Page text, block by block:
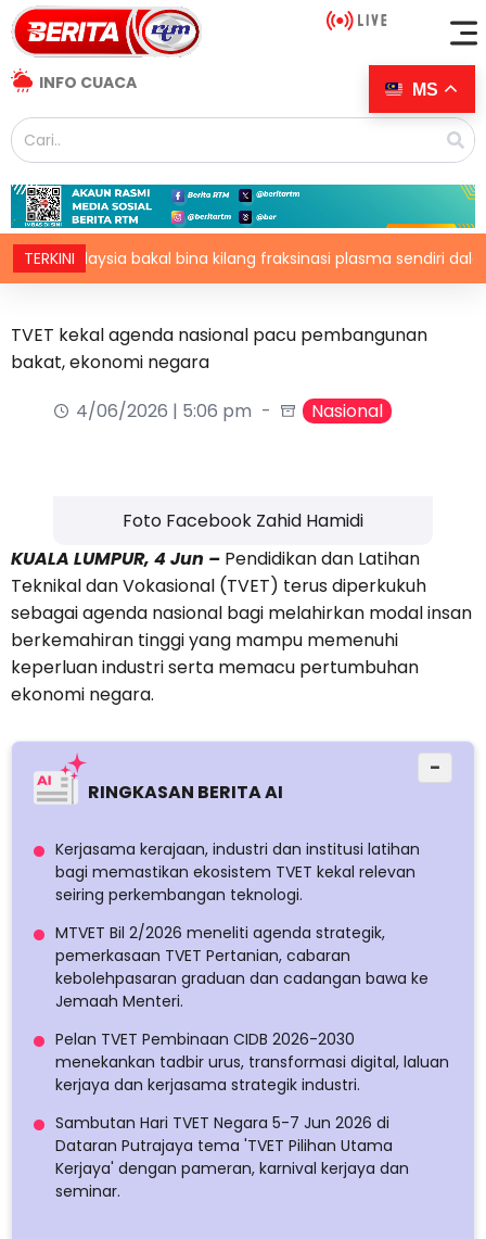
INFO CUACA
TERKINI
Malaysia bakal bina kilang fraksinasi plasma sendiri dalam
TVET kekal agenda nasional pacu pembangunan
bakat, ekonomi negara
4/06/2026 | 5:06 pm
Nasional
Foto Facebook Zahid Hamidi
KUALA LUMPUR, 4 Jun – Pendidikan dan Latihan
Teknikal dan Vokasional (TVET) terus diperkukuh
sebagai agenda nasional bagi melahirkan modal insan
berkemahiran tinggi yang mampu memenuhi
keperluan industri serta memacu pertumbuhan
ekonomi negara.
RINGKASAN BERITA AI
−
Kerjasama kerajaan, industri dan institusi latihan
bagi memastikan ekosistem TVET kekal relevan
seiring perkembangan teknologi.
MTVET Bil 2/2026 meneliti agenda strategik,
pemerkasaan TVET Pertanian, cabaran
kebolehpasaran graduan dan cadangan bawa ke
Jemaah Menteri.
Pelan TVET Pembinaan CIDB 2026-2030
menekankan tadbir urus, transformasi digital, laluan
kerjaya dan kerjasama strategik industri.
Sambutan Hari TVET Negara 5-7 Jun 2026 di
Dataran Putrajaya tema 'TVET Pilihan Utama
Kerjaya' dengan pameran, karnival kerjaya dan
seminar.
MS